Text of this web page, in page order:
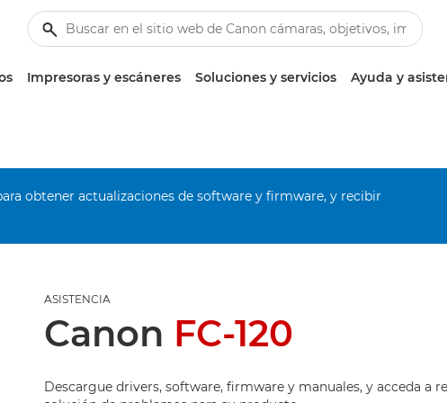
Impresoras y escáneres Soluciones y servicios Ayuda y
obtener actualizaciones de software y firmware, y recibir
ASISTENCIA
Canon FC-120
Descargue drivers, software, firmware y manuales, y acceda a